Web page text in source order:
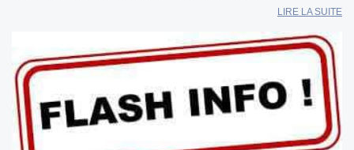
LIRE LA SUITE